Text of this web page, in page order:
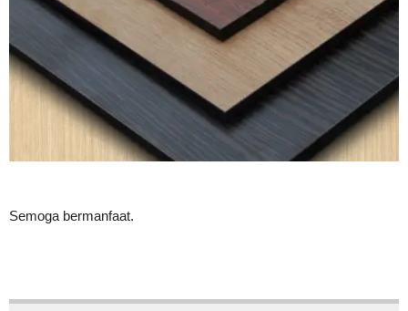
Semoga bermanfaat.